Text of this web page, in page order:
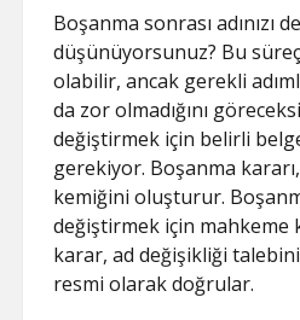
Boşanma sonrası adınızı
düşünüyorsunuz? Bu
olabilir, ancak gerekli
da zor olmadığını
değiştirmek için belirli
gerekiyor. Boşanma
kemiğini oluşturur.
değiştirmek için mahkeme
karar, ad değişikliği
resmi olarak doğrular.